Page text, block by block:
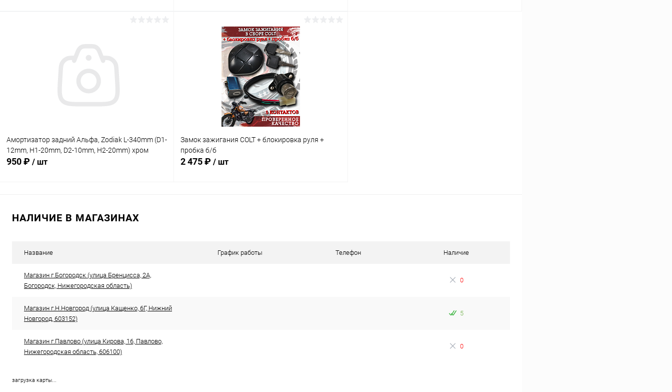
В корзину
В избранное В наличии
Амортизатор задний Альфа, Zodiak L-340mm (D1-
12mm, H1-20mm, D2-10mm, H2-20mm) хром
950 ₽ / шт
Замок зажигания COLT + блокировка руля +
пробка б/б
2 475 ₽ / шт
НАЛИЧИЕ В МАГАЗИНАХ
Название График работы Телефон Наличие
Магазин г.Богородск (улица Бренцисса, 2А,
Богородск, Нижегородская область)
0
Магазин г.Н.Новгород (улица Кащенко, 6Г, Нижний
Новгород, 603152)
5
Магазин г.Павлово (улица Кирова, 16, Павлово,
Нижегородская область, 606100)
0
загрузка карты...